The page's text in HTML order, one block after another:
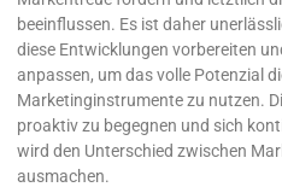
beeinflussen. Es ist daher
diese Entwicklungen vorbereiten
anpassen, um das volle Potenzial
Marketinginstrumente zu nutzen.
proaktiv zu begegnen und sich
wird den Unterschied zwischen
ausmachen.